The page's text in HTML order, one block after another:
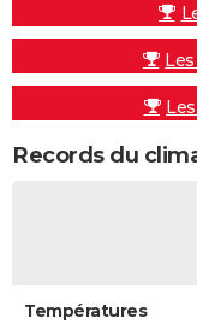
Records du
Températures